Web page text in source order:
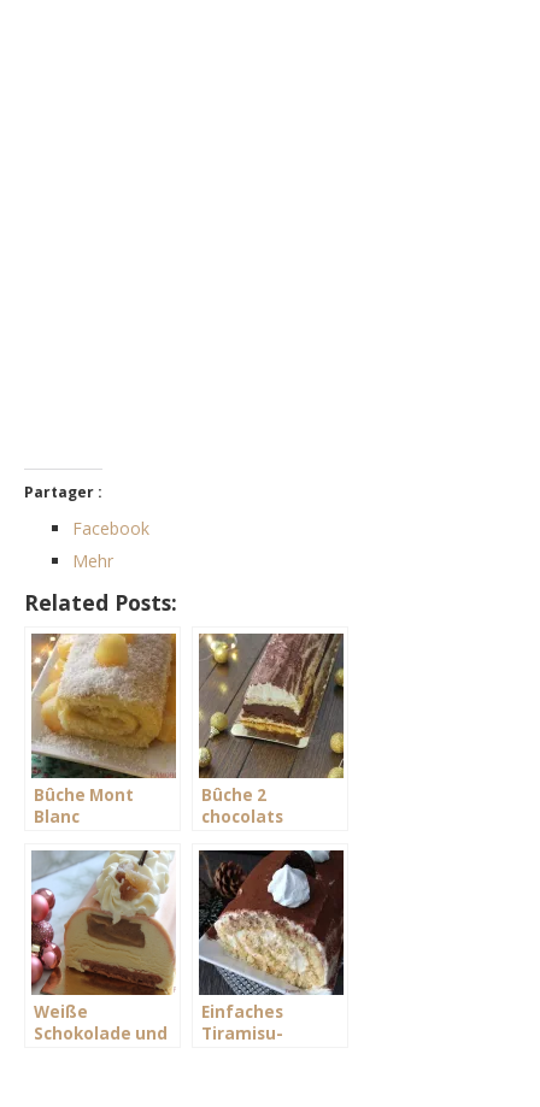
Partager :
Facebook
Mehr
Related Posts:
Bûche Mont
Blanc
Bûche 2
chocolats
Weiße
Schokolade und
Einfaches
Tiramisu-